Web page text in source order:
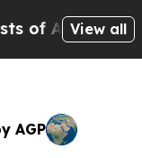
Radical
View all
AGP